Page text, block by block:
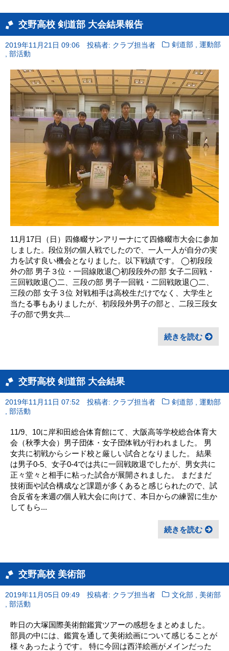
交野高校 剣道部 大会結果報告
2019年11月21日 09:06 投稿者: クラブ担当者 剣道部 ,運動部
, 部活動
11月17日（日）四條畷サンアリーナにて四條畷市大会に参加
しました。段位別の個人戦でしたので、一人一人が自分の実
力を試す良い機会となりました。以下戦績です。 ◯初段段
外の部 男子３位・一回線敗退◯初段段外の部 女子二回戦・
三回戦敗退◯二、三段の部 男子一回戦・二回戦敗退◯二、
三段の部 女子３位 対戦相手は高校生だけでなく、大学生と
当たる事もありましたが、初段段外男子の部と、二段三段女
子の部で男女共...
続きを読む
交野高校 剣道部 大会結果
2019年11月11日 07:52 投稿者: クラブ担当者 剣道部 ,運動部
部活動
11/9、10に岸和田総合体育館にて、大阪高等学校総合体育大
会（秋季大会）男子団体・女子団体戦が行われました。 男
女共に初戦からシード校と厳しい試合となりました。 結果
は男子0-5、女子0-4では共に一回戦敗退でしたが、男女共に
正々堂々と相手に粘った試合が展開されました。 まだまだ
技術面や試合構成など課題が多くあると感じられたので、試
合反省を来週の個人戦大会に向けて、本日からの練習に生か
してもら...
続きを読む
交野高校 美術部
2019年11月05日 09:49 投稿者: クラブ担当者 文化部
美術部
部活動
昨日の大塚国際美術館鑑賞ツアーの感想をまとめました。
部員の中には、鑑賞を通して美術絵画について感じることが
様々あったようです。 特に今回は西洋絵画がメインだった